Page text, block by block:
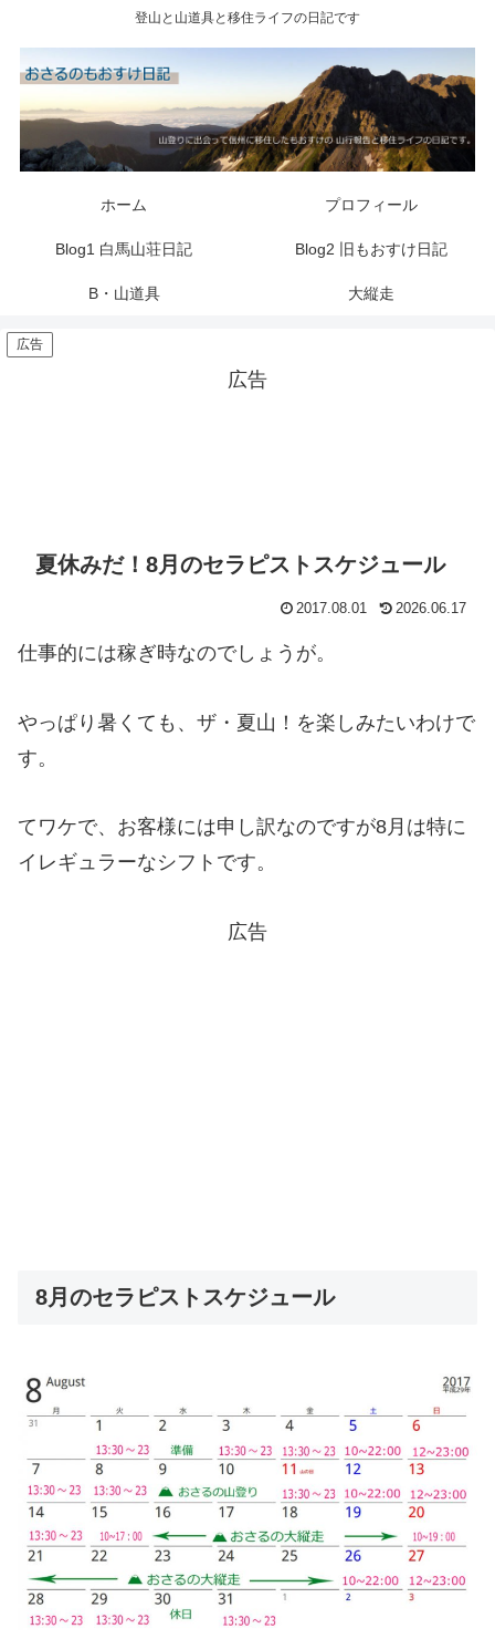
登山と山道具と移住ライフの日記です
ホーム プロフィール
Blog1 白馬山荘日記 Blog2 旧もおすけ日記
B・山道具 大縦走
広告
広告
夏休みだ！8月のセラピストスケジュール
2017.08.01 2026.06.17
仕事的には稼ぎ時なのでしょうが。
やっぱり暑くても、ザ・夏山！を楽しみたいわけで
す。
てワケで、お客様には申し訳なのですが8月は特に
イレギュラーなシフトです。
広告
8月のセラピストスケジュール